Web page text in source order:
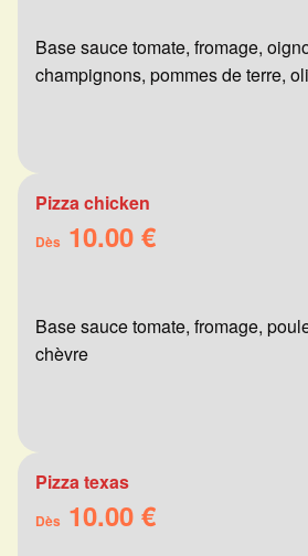
Base sauce tomate, fromage,
champignons, pommes de terre,
Pizza chicken
Dès 10.00 €
Base sauce tomate, fromage,
chèvre
Pizza texas
Dès 10.00 €